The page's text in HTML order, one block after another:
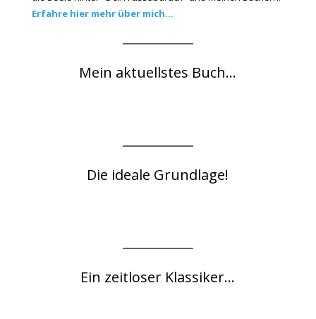
Erfahre hier mehr über mich...
Mein aktuellstes Buch...
Die ideale Grundlage!
Ein zeitloser Klassiker...